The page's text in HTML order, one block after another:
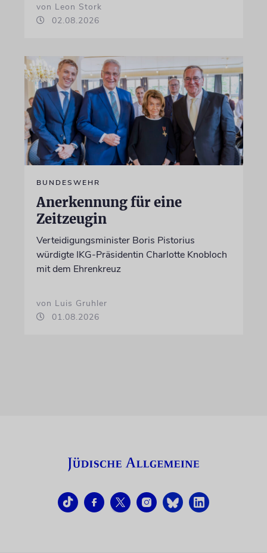
von Leon Stork
02.08.2026
BUNDESWEHR
Anerkennung für eine
Zeitzeugin
Verteidigungsminister Boris Pistorius
würdigte IKG-Präsidentin Charlotte Knobloch
mit dem Ehrenkreuz
von Luis Gruhler
01.08.2026